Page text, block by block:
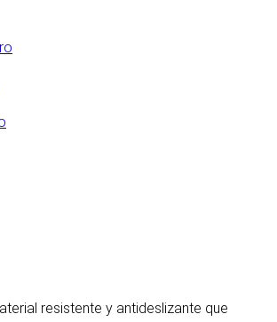
resistente y antideslizante que